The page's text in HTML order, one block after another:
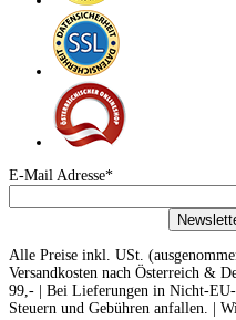
E-Mail Adresse*
Alle Preise inkl. USt.
Versandkosten nach Österreich &
99,- | Bei Lieferungen in Nicht-
Steuern und Gebühren anfallen. |